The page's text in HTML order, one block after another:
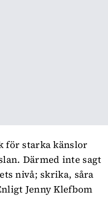
för starka känslor
Därmed inte sagt
nivå; skrika, såra
Jenny Klefbom